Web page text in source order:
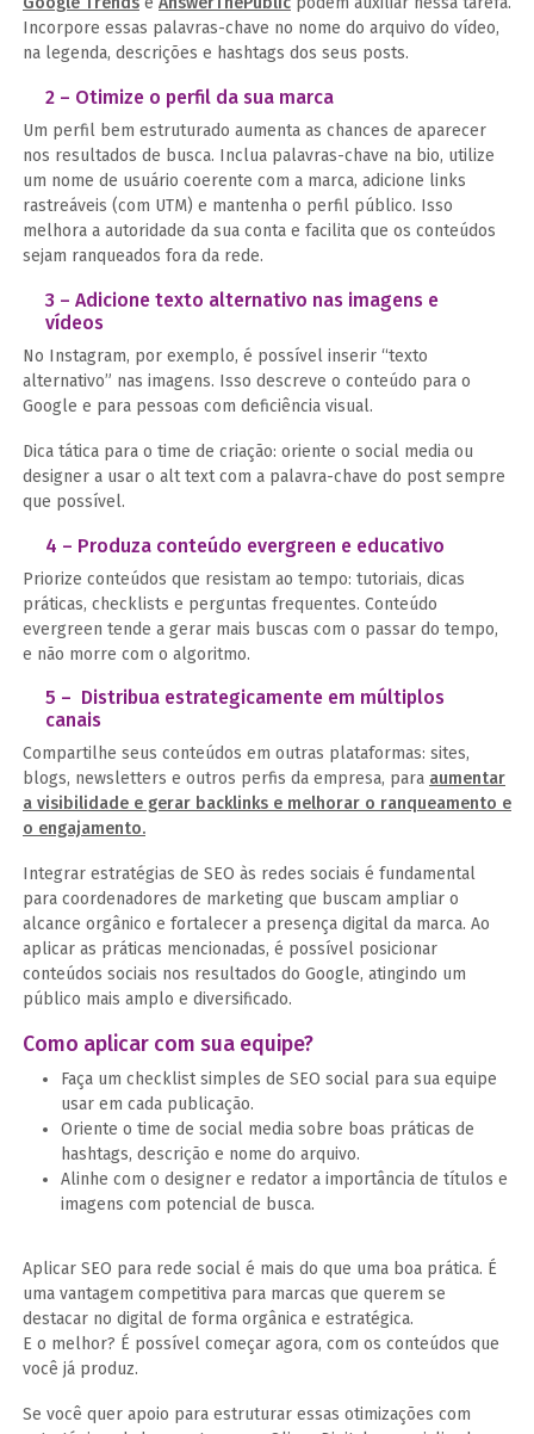
Incorpore essas palavras-chave no nome do arquivo do vídeo,
na legenda, descrições e hashtags dos seus posts.
2 – Otimize o perfil da sua marca
Um perfil bem estruturado aumenta as chances de aparecer
nos resultados de busca. Inclua palavras-chave na bio, utilize
um nome de usuário coerente com a marca, adicione links
rastreáveis (com UTM) e mantenha o perfil público. Isso
melhora a autoridade da sua conta e facilita que os conteúdos
sejam ranqueados fora da rede.
3 – Adicione texto alternativo nas imagens e
vídeos
No Instagram, por exemplo, é possível inserir “texto
alternativo” nas imagens. Isso descreve o conteúdo para o
Google e para pessoas com deficiência visual.
Dica tática para o time de criação: oriente o social media ou
designer a usar o alt text com a palavra-chave do post sempre
que possível.
4 – Produza conteúdo evergreen e educativo
Priorize conteúdos que resistam ao tempo: tutoriais, dicas
práticas, checklists e perguntas frequentes. Conteúdo
evergreen tende a gerar mais buscas com o passar do tempo,
e não morre com o algoritmo.
5 – Distribua estrategicamente em múltiplos
canais
Compartilhe seus conteúdos em outras plataformas: sites,
blogs, newsletters e outros perfis da empresa, para aumentar
a visibilidade e gerar backlinks e melhorar o ranqueamento e
o engajamento.
Integrar estratégias de SEO às redes sociais é fundamental
para coordenadores de marketing que buscam ampliar o
alcance orgânico e fortalecer a presença digital da marca. Ao
aplicar as práticas mencionadas, é possível posicionar
conteúdos sociais nos resultados do Google, atingindo um
público mais amplo e diversificado.​
Como aplicar com sua equipe?
Faça um checklist simples de SEO social para sua equipe
usar em cada publicação.
Oriente o time de social media sobre boas práticas de
hashtags, descrição e nome do arquivo.
Alinhe com o designer e redator a importância de títulos e
imagens com potencial de busca.
Aplicar SEO para rede social é mais do que uma boa prática. É
uma vantagem competitiva para marcas que querem se
destacar no digital de forma orgânica e estratégica.
E o melhor? É possível começar agora, com os conteúdos que
você já produz.
Se você quer apoio para estruturar essas otimizações com